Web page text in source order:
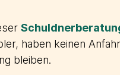
haben keinen
bleiben.